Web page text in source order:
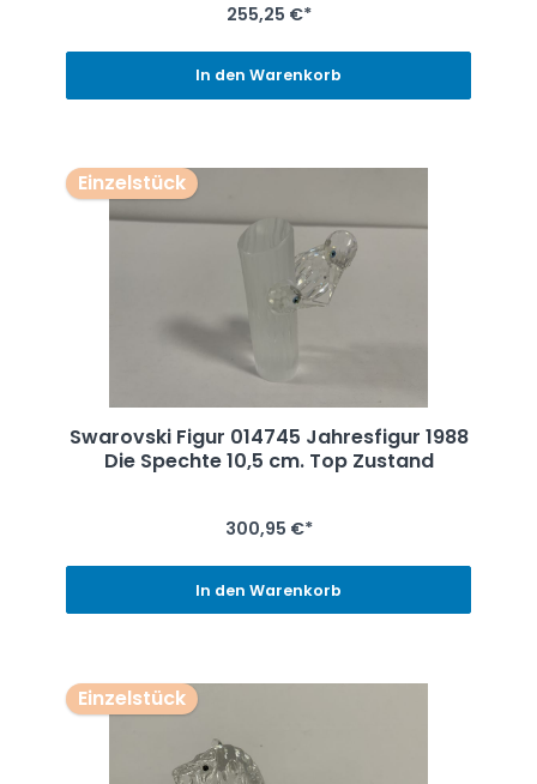
255,25 €*
In den Warenkorb
Einzelstück
Swarovski Figur 014745 Jahresfigur 1988
Die Spechte 10,5 cm. Top Zustand
300,95 €*
In den Warenkorb
Einzelstück